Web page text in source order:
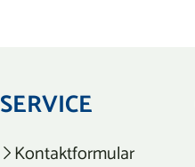
SERVICE
Kontaktformular